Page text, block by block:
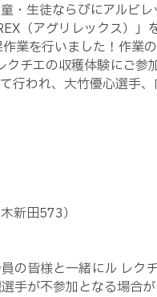
・生徒ならびにアルビ
（アグリレックス）」
業を行いました！作業
クチエの収穫体験にご
行われ、大竹優心選手
新田573）
の皆様と一緒にル レク
が不参加となる場合が